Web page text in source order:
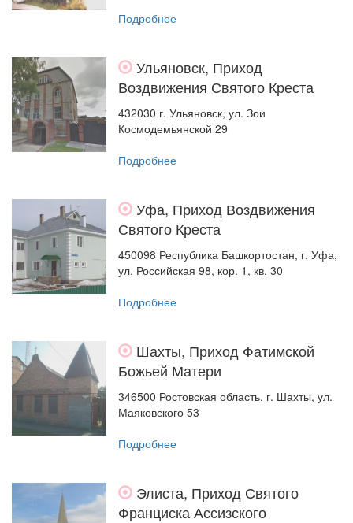
Подробнее
Ульяновск, Приход
Воздвижения Святого Креста
432030 г. Ульяновск, ул. Зои
Космодемьянской 29
Подробнее
Уфа, Приход Воздвижения
Святого Креста
450098 Республика Башкортостан, г. Уфа,
ул. Российская 98, кор. 1, кв. 30
Подробнее
Шахты, Приход Фатимской
Божьей Матери
346500 Ростовская область, г. Шахты, ул.
Маяковского 53
Подробнее
Элиста, Приход Святого
Франциска Ассизского